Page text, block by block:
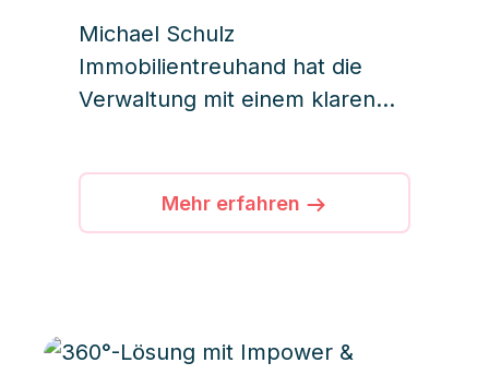
Michael Schulz
Immobilientreuhand hat die
Verwaltung mit einem klaren
Ergebnis: strukturierte
Kommunikation, bessere
Mehr erfahren